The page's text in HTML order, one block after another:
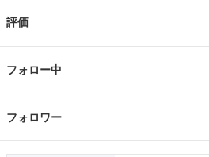
評価
フォロー中
フォロワー